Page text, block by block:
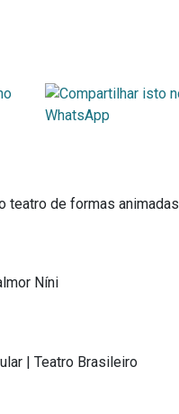
teatro de formas animadas
Níni
| Teatro Brasileiro